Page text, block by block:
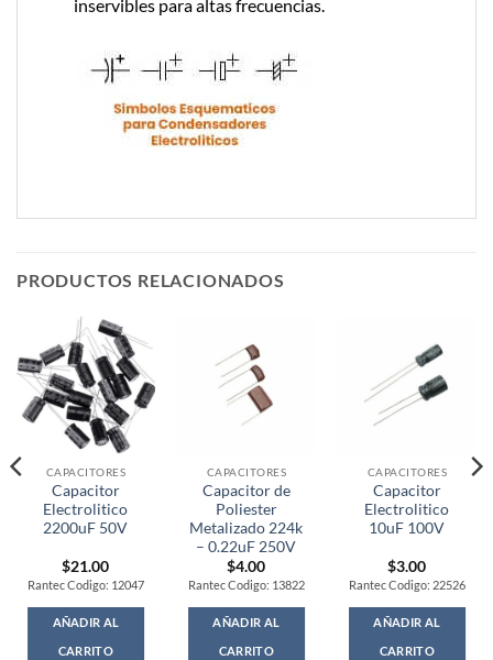
inservibles para altas frecuencias.
PRODUCTOS RELACIONADOS
CAPACITORES
Capacitor
Electrolitico
2200uF 50V
$21.00
Rantec Codigo: 12047
AÑADIR AL
CARRITO
CAPACITORES
Capacitor de
Poliester
Metalizado 224k
– 0.22uF 250V
$4.00
Rantec Codigo: 13822
AÑADIR AL
CARRITO
CAPACITORES
Capacitor
Electrolitico
10uF 100V
$3.00
Rantec Codigo: 22526
AÑADIR AL
CARRITO